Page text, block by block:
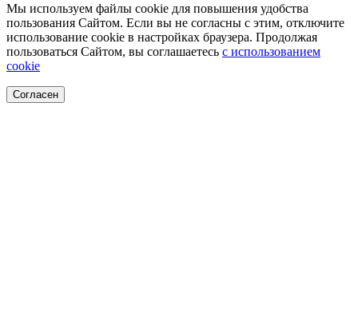
Мы используем файлы cookie для повышения удобства
пользования Сайтом. Если вы не согласны с этим, отключите
использование cookie в настройках браузера. Продолжая
пользоваться Сайтом, вы соглашаетесь с использованием
cookie
Согласен